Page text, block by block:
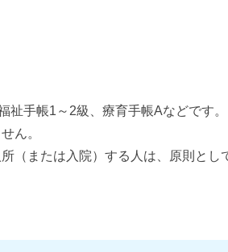
手帳1～2級、療育手帳Aなどです。
ん。
（または入院）する人は、原則とし